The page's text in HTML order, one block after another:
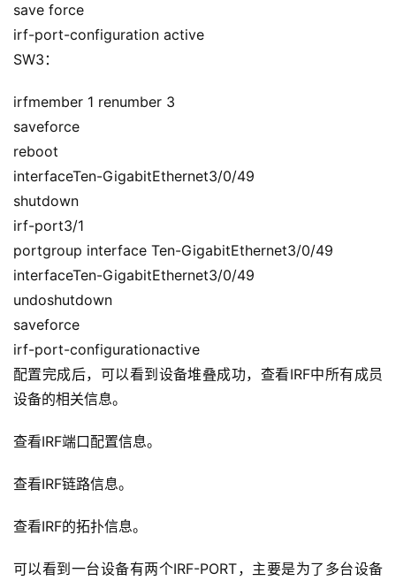
A
I
实
干
群
营
录
经
save force
irf-port-configuration active
SW3：
irfmember 1 renumber 3
saveforce
reboot
interfaceTen-GigabitEthernet3/0/49
shutdown
irf-port3/1
portgroup interface Ten-GigabitEthernet3/0/49
interfaceTen-GigabitEthernet3/0/49
undoshutdown
saveforce
irf-port-configurationactive
配置完成后，可以看到设备堆叠成功，查看IRF中所有成员
设备的相关信息。
查看IRF端口配置信息。
查看IRF链路信息。
查看IRF的拓扑信息。
可以看到一台设备有两个IRF-PORT，主要是为了多台设备